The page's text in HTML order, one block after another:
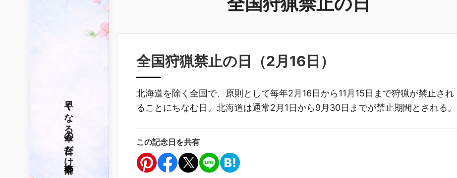
全国狩猟禁止の日（2月16日 ）
北海道を除く全国で、原則として毎年2月16日から11月15日まで狩猟が禁止され
ることにちなむ日。北海道は通常2月1日から9月30日までが禁止期間とされる。
この記念日を共有
春雨や
傘の音だけ
早くなる